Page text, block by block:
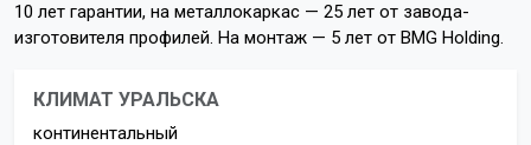
10 лет гарантии, на металлокаркас — 25 лет от завода-
изготовителя профилей. На монтаж — 5 лет от BMG Holding.
КЛИМАТ УРАЛЬСКА
континентальный